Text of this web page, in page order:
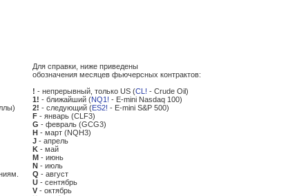
Для справки, ниже приведены
обозначения месяцев фьючерсных контрактов:
! - непрерывный, только US (CL! - Crude Oil)
1! - ближайший (NQ1! - E-mini Nasdaq 100)
2! - следующий (ES2! - E-mini S&P 500)
F - январь (CLF3)
G - февраль (GCG3)
H - март (NQH3)
J - апрель
K - май
M - июнь
N - июль
Q - август
U - сентябрь
V - октябрь